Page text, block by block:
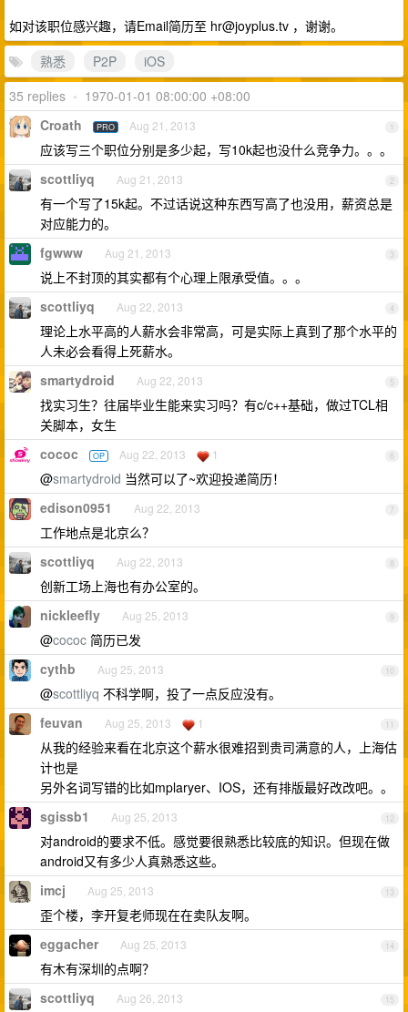
如对该职位感兴趣，请Email简历至 hr@joyplus.tv ，谢谢。
熟悉
P2P
iOS
35 replies • 1970-01-01 08:00:00 +08:00
1
Croath PRO Aug 21, 2013
应该写三个职位分别是多少起，写10k起也没什么竞争力。。。
2
scottliyq Aug 21, 2013
有一个写了15k起。不过话说这种东西写高了也没用，薪资总是
对应能力的。
3
fgwww Aug 21, 2013
说上不封顶的其实都有个心理上限承受值。。。
4
scottliyq Aug 22, 2013
理论上水平高的人薪水会非常高，可是实际上真到了那个水平的
人未必会看得上死薪水。
5
smartydroid Aug 22, 2013
找实习生？往届毕业生能来实习吗？有c/c++基础，做过TCL相
关脚本，女生
6
cococ OP Aug 22, 2013 1
@smartydroid 当然可以了~欢迎投递简历！
7
edison0951 Aug 22, 2013
工作地点是北京么？
8
scottliyq Aug 22, 2013
创新工场上海也有办公室的。
9
nickleefly Aug 25, 2013
@cococ 简历已发
10
cythb Aug 25, 2013
@scottliyq 不科学啊，投了一点反应没有。
11
feuvan Aug 25, 2013 1
从我的经验来看在北京这个薪水很难招到贵司满意的人，上海估
计也是
另外名词写错的比如mplaryer、IOS，还有排版最好改改吧。。
12
sgissb1 Aug 25, 2013
对android的要求不低。感觉要很熟悉比较底的知识。但现在做
android又有多少人真熟悉这些。
13
imcj Aug 25, 2013
歪个楼，李开复老师现在在卖队友啊。
14
eggacher Aug 25, 2013
有木有深圳的点啊？
15
scottliyq Aug 26, 2013